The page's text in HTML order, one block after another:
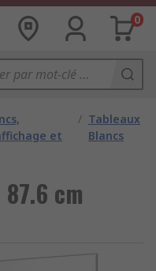
0
et
/ Tableaux
Blancs
cm